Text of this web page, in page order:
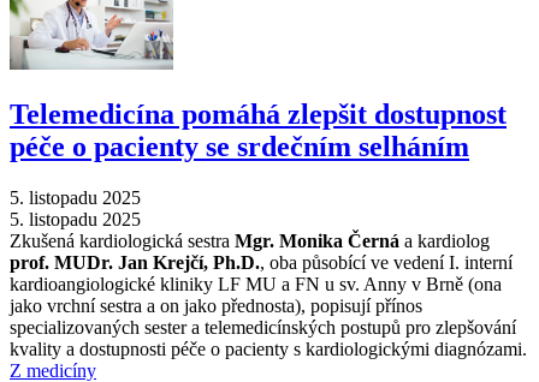
Telemedicína pomáhá zlepšit dostupnost
péče o pacienty se srdečním selháním
5. listopadu 2025
5. listopadu 2025
Zkušená kardiologická sestra Mgr. Monika Černá a kardiolog
prof. MUDr. Jan Krejčí, Ph.D., oba působící ve vedení I. interní
kardioangiologické kliniky LF MU a FN u sv. Anny v Brně (ona
jako vrchní sestra a on jako přednosta), popisují přínos
specializovaných sester a telemedicínských postupů pro zlepšování
kvality a dostupnosti péče o pacienty s kardiologickými diagnózami.
Z medicíny